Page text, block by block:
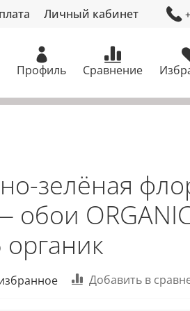
Личный кабинет
Профиль Сравнение
зелёная
обои
Добавить в